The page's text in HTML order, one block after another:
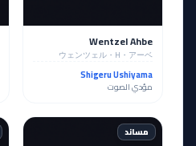
Wentzel Ahbe
ウェンツェル・H・アーベ
Shigeru Ushiyama
مؤدي الصوت
مساند